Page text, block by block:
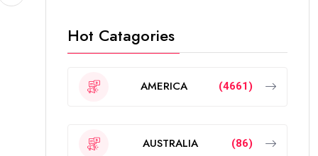
Hot Catagories
AMERICA (4661)
AUSTRALIA (86)